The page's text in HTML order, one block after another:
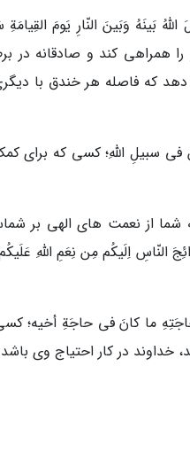
بَینَهُ وَبَینَ النّارِ یَومَ القِیامَةِ
همراهى کند و صادقانه در
که فاصله هر خندق با
سبیلِ اللّهِ؛ کسى که براى
شما از نعمت های الهی بر
اِلَیکُم مِن نِعَمِ اللهِ
ما کانَ فی حاجَةِ أخیه؛
خداوند در کار احتیاج وى